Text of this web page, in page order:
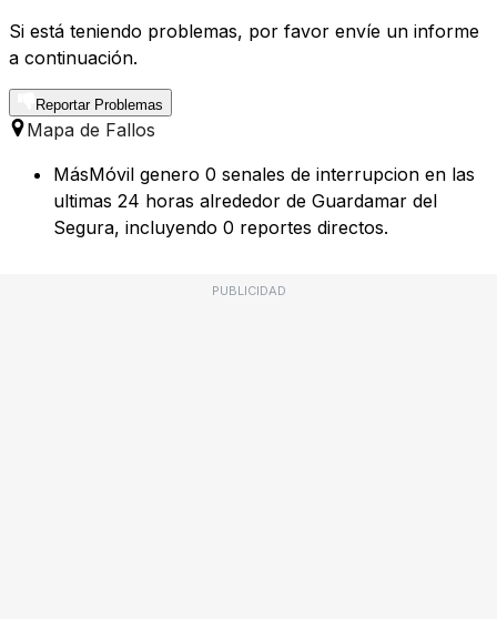
Si está teniendo problemas, por favor envíe un informe
a continuación.
Reportar Problemas
Mapa de Fallos
MásMóvil genero 0 senales de interrupcion en las
ultimas 24 horas alrededor de Guardamar del
Segura, incluyendo 0 reportes directos.
PUBLICIDAD